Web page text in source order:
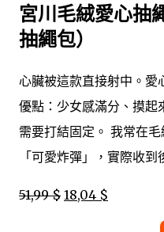
宮川毛絨愛心抽
抽繩包）
心臟被這款直接射中。愛
優點：少女感滿分、摸起
需要打結固定。 我常在
「可愛炸彈」，實際收
51,99 $ 18,04 $